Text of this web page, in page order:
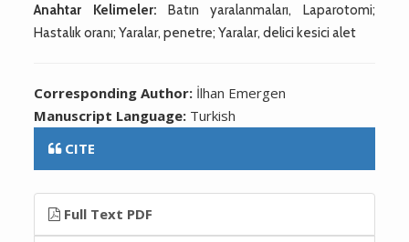
Anahtar Kelimeler: Batın yaralanmaları, Laparotomi;
Hastalık oranı; Yaralar, penetre; Yaralar, delici kesici alet
Corresponding Author: İlhan Emergen
Manuscript Language: Turkish
CITE
Full Text PDF